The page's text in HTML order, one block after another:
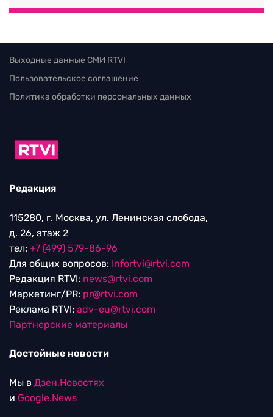
Выходные данные СМИ RTVI
Пользовательское соглашение
Политика обработки персональных данных
Редакция
115280, г. Москва, ул. Ленинская слобода,
д. 26, этаж 2
тел: +7 (499) 579-86-96
Для общих вопросов: Infortvi@rtvi.com
Редакция RTVI: news@rtvi.com
Маркетинг/PR: pr@rtvi.com
Реклама RTVI: adv-eu@rtvi.com
Партнерские материалы
Достойные новости
Мы в Дзен.Новостях
и Google.News